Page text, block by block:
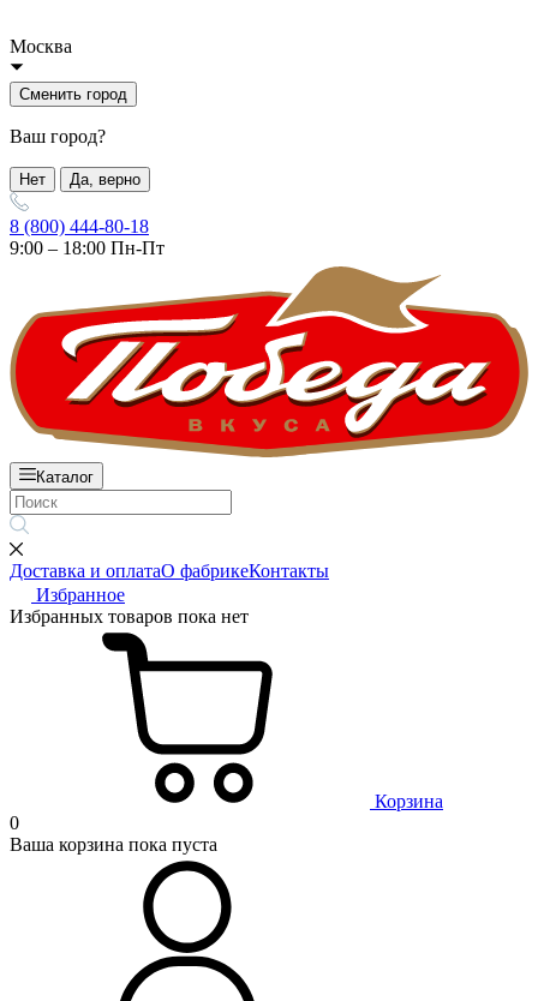
Москва
Сменить город
Ваш город?
Нет Да, верно
8 (800) 444-80-18
9:00 – 18:00 Пн-Пт
Каталог
Доставка и оплатаО фабрикеКонтакты
Избранное
Избранных товаров пока нет
Корзина
0
Ваша корзина пока пуста